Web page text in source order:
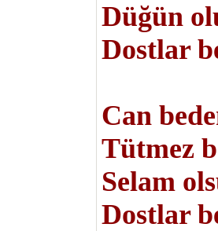
Düğün
Dostlar
Can
Tütmez
Selam
Dostlar